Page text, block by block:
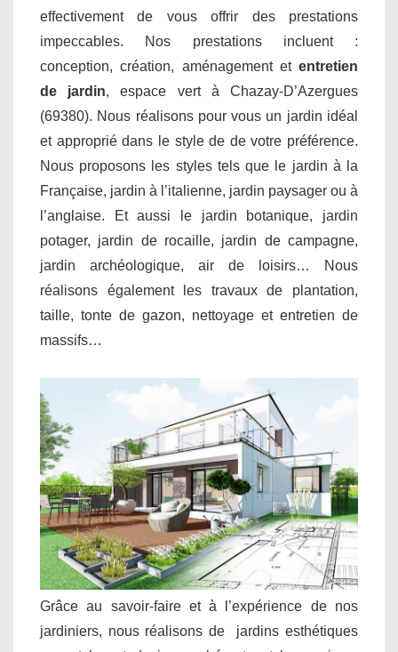
effectivement de vous offrir des prestations
impeccables. Nos prestations incluent :
conception, création, aménagement et entretien
de jardin, espace vert à Chazay-D’Azergues
(69380). Nous réalisons pour vous un jardin idéal
et approprié dans le style de de votre préférence.
Nous proposons les styles tels que le jardin à la
Française, jardin à l’italienne, jardin paysager ou à
l’anglaise. Et aussi le jardin botanique, jardin
potager, jardin de rocaille, jardin de campagne,
jardin archéologique, air de loisirs… Nous
réalisons également les travaux de plantation,
taille, tonte de gazon, nettoyage et entretien de
massifs…
Grâce au savoir-faire et à l’expérience de nos
jardiniers, nous réalisons de jardins esthétiques